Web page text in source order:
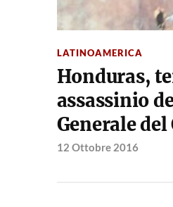
LATINOAMERICA
Honduras,
assassinio
Generale del
12 Ottobre 2016